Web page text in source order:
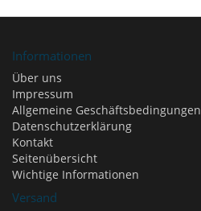
Informationen
Über uns
Impressum
Allgemeine Geschäftsbedingungen
Datenschutzerklärung
Kontakt
Seitenübersicht
Wichtige Informationen
Versand